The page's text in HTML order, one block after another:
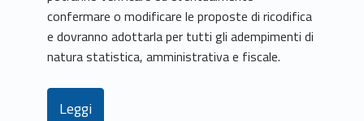
confermare o modificare le proposte di ricodifica
e dovranno adottarla per tutti gli adempimenti di
natura statistica, amministrativa e fiscale.
Leggi